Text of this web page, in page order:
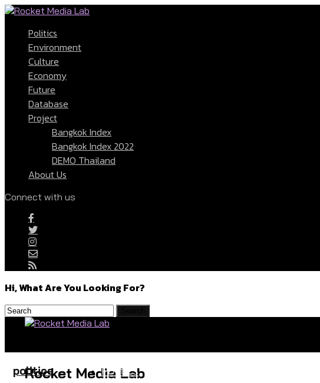
Politics
Environment
Culture
Economy
Future
Database
Project
Bangkok Index
Bangkok Index 2022
DEMO Thailand
About Us
Connect with us
Hi, What Are You Looking For?
Rocket Media Lab
Politics
politics